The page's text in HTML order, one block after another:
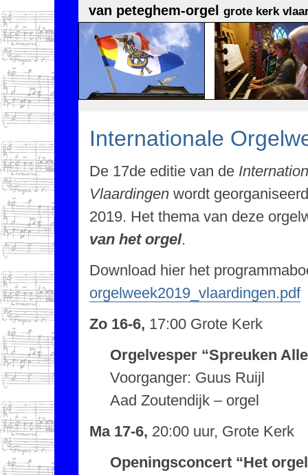
van peteghem-orgel grote kerk
Internationale
De 17de editie van de
Vlaardingenwordt
2019. Het thema van deze
van het orgel.
Download hier het
orgelweek2019_vlaardingen.pdf
Zo 16-6, 17:00 Grote Kerk
Orgelvesper “Spreuken
Voorganger: Guus Ruijl
Aad Zoutendijk – orgel
Ma 17-6, 20:00 uur, Grote Kerk
Openingsconcert “Het